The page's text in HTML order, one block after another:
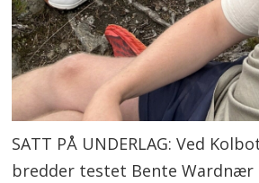
SATT PÅ UNDERLAG: Ved
bredder testet Bente Wardnær